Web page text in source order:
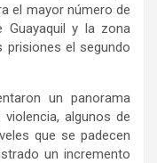
el mayor número de
Guayaquil y la zona
prisiones el segundo
un panorama
algunos de
que se padecen
un incremento